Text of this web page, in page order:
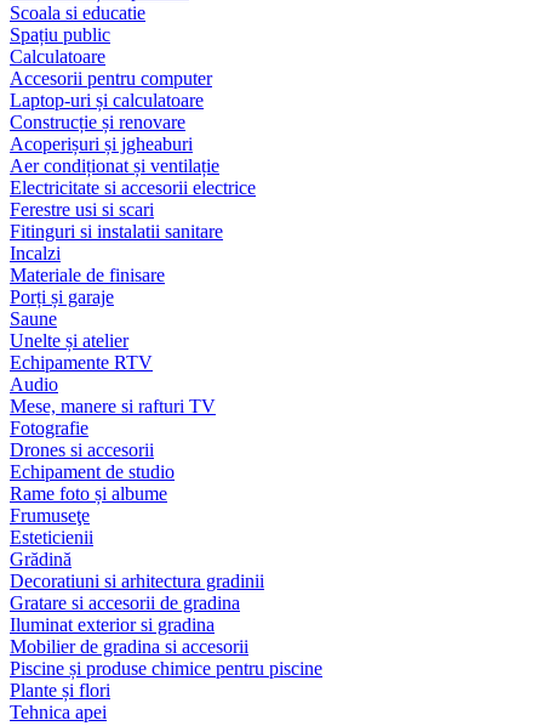
Scoala si educatie
Spațiu public
Calculatoare
Accesorii pentru computer
Laptop-uri și calculatoare
Construcție și renovare
Acoperișuri și jgheaburi
Aer condiționat și ventilație
Electricitate si accesorii electrice
Ferestre usi si scari
Fitinguri si instalatii sanitare
Incalzi
Materiale de finisare
Porți și garaje
Saune
Unelte și atelier
Echipamente RTV
Audio
Mese, manere si rafturi TV
Fotografie
Drones si accesorii
Echipament de studio
Rame foto și albume
Frumuseţe
Esteticienii
Grădină
Decoratiuni si arhitectura gradinii
Gratare si accesorii de gradina
Iluminat exterior si gradina
Mobilier de gradina si accesorii
Piscine și produse chimice pentru piscine
Plante și flori
Tehnica apei